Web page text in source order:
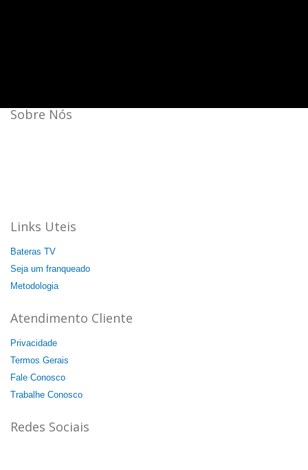
Sobre Nós
Links Uteis
Bateras TV
Seja um franqueado
Metodologia
Atendimento Cliente
Privacidade
Termos Gerais
Fale Conosco
Trabalhe Conosco
Redes Sociais